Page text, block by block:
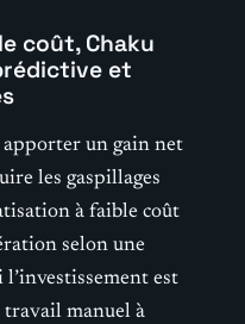
coût, Chaku
et
apporter un gain net
les gaspillages
à faible coût
selon une
est
travail manuel à